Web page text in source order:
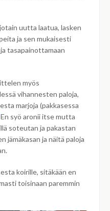
uutta laatua, lasken
ja sen mukaisesti
tasapainottamaan
myös
vihannesten paloja,
marjoja (pakkasessa
En syö aronii itse mutta
soteutan ja pakastan
jämäkasan ja näitä paloja
koirille, sitäkään en
toisinaan paremmin